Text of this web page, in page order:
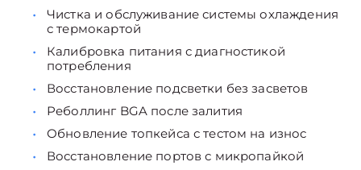
Чистка и обслуживание системы охлаждения
с термокартой
Калибровка питания с диагностикой
потребления
Восстановление подсветки без засветов
Реболлинг BGA после залития
Обновление топкейса с тестом на износ
Восстановление портов с микропайкой